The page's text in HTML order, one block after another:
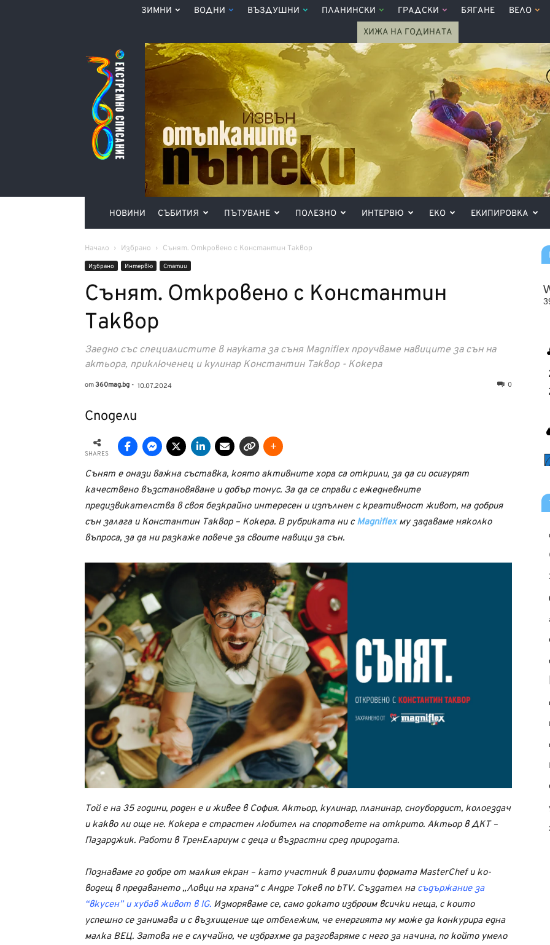
ЗИМНИ ВОДНИ ВЪЗДУШНИ ПЛАНИНСКИ ГРАДСКИ БЯГАНЕ ВЕЛО
ХИЖА НА ГОДИНАТА
Списание
360°
НОВИНИ СЪБИТИЯ ПЪТУВАНЕ ПОЛЕЗНО ИНТЕРВЮ ЕКО ЕКИПИРОВКА
Начало Избрано Сънят. Откровено с Константин Таквор
Избрано Интервю Статии
Сънят. Откровено с Константин
Таквор
Заедно със специалистите в науката за съня Magnifleх проучваме навиците за сън на
актьора, приключенец и кулинар Константин Таквор - Кокера
от360mag.bg - 10.07.2024 0
Сподели
SHARES
Сънят е онази важна съставка, която активните хора са открили, за да си осигурят
качествено възстановяване и добър тонус. За да се справи с ежедневните
предизвикателства в своя безкрайно интересен и изпълнен с креативност живот, на добрия
сън залага и Константин Таквор – Кокера. В рубриката ни сMagniflexму задаваме няколко
въпроса, за да ни разкаже повече за своите навици за сън.
Той е на 35 години, роден е и живее в София. Актьор, кулинар, планинар, сноубордист, колоездач
и какво ли още не. Кокера е страстен любител на спортовете на открито. Актьор в ДКТ –
Пазарджик. Работи в ТренЕлариум с деца и възрастни сред природата.
Познаваме го добре от малкия екран – като участник в риалити формата MasterChef и ко-
водещ в предаването „Ловци на храна“ с Андре Токев по bTV. Създател на съдържание за
“вкусен” и хубав живот в IG. Изморяваме се, само докато изброим всички неща, с които
успешно се занимава и с възхищение ще отбележим, че енергията му може да конкурира една
малка ВЕЦ. Затова не е случайно, че избрахме да разговаряме с него за начина, по който умело